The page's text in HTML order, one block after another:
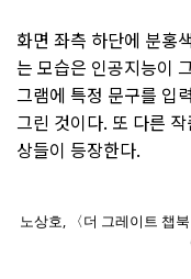
화면 좌측 하단에 분홍
는 모습은 인공지능이
그램에 특정 문구를 입
그린 것이다. 또 다른
상들이 등장한다.
노상호, 〈더 그레이트 챕